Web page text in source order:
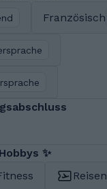
Französisch
✨
Reisen